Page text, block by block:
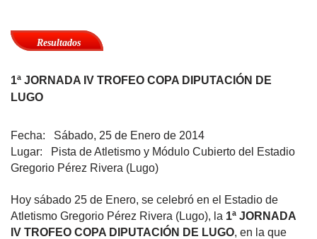
Resultados
1ª JORNADA IV TROFEO COPA DIPUTACIÓN DE
LUGO
Fecha: Sábado, 25 de Enero de 2014
Lugar: Pista de Atletismo y Módulo Cubierto del Estadio
Gregorio Pérez Rivera (Lugo)
Hoy sábado 25 de Enero, se celebró en el Estadio de
Atletismo Gregorio Pérez Rivera (Lugo), la 1ª JORNADA
IV TROFEO COPA DIPUTACIÓN DE LUGO​, en la que